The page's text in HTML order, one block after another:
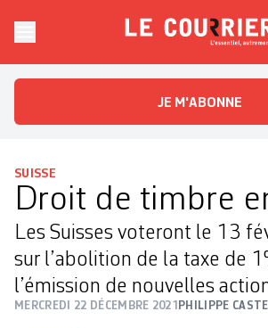
Le Courrier
JE M'ABONNE
SUISSE
Droit de timbre
Les Suisses voteront le 13
sur l’abolition de la taxe de
l’émission de nouvelles
MERCREDI 22 DÉCEMBRE 2021 PHILIPPE